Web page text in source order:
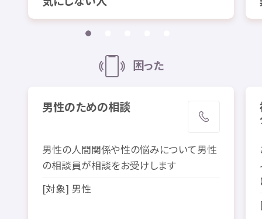
困った
男性のための相談
男性の人間関係や性の悩みについて男性
の相談員が相談をお受けします
[対象] 男性